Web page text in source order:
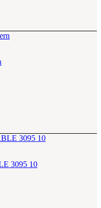
3095 10